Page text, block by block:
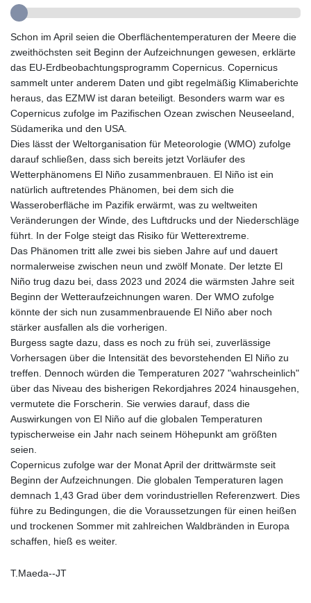
10123.874202
GTQ 8.794891
GYD 241.157003
HKD 9.066767
HNL 30.895616
HRK 7.536622
HTG 150.718127
IDR
20580.370421
ILS 3.468234
IMP 0.8566
INR 110.076256
IQD
1509.981237
IRR
1590322.371805
ISK 142.598215
JEP 0.8566
JMD 183.057725
JOD 0.819746
JPY 182.445186
KES 149.158147
KGS 101.104505
KHR
4681.941823
KMF 492.514185
KRW
KWD 0.356853
KYD 0.960588
KZT 540.233287
LAK
26025.676609
Schon im April seien die Oberflächentemperaturen der Meere die
zweithöchsten seit Beginn der Aufzeichnungen gewesen, erklärte
das EU-Erdbeobachtungsprogramm Copernicus. Copernicus
sammelt unter anderem Daten und gibt regelmäßig Klimaberichte
heraus, das EZMW ist daran beteiligt. Besonders warm war es
Copernicus zufolge im Pazifischen Ozean zwischen Neuseeland,
Südamerika und den USA.
Dies lässt der Weltorganisation für Meteorologie (WMO) zufolge
darauf schließen, dass sich bereits jetzt Vorläufer des
Wetterphänomens El Niño zusammenbrauen. El Niño ist ein
natürlich auftretendes Phänomen, bei dem sich die
Wasseroberfläche im Pazifik erwärmt, was zu weltweiten
Veränderungen der Winde, des Luftdrucks und der Niederschläge
führt. In der Folge steigt das Risiko für Wetterextreme.
Das Phänomen tritt alle zwei bis sieben Jahre auf und dauert
normalerweise zwischen neun und zwölf Monate. Der letzte El
Niño trug dazu bei, dass 2023 und 2024 die wärmsten Jahre seit
Beginn der Wetteraufzeichnungen waren. Der WMO zufolge
könnte der sich nun zusammenbrauende El Niño aber noch
stärker ausfallen als die vorherigen.
Burgess sagte dazu, dass es noch zu früh sei, zuverlässige
Vorhersagen über die Intensität des bevorstehenden El Niño zu
treffen. Dennoch würden die Temperaturen 2027 "wahrscheinlich"
über das Niveau des bisherigen Rekordjahres 2024 hinausgehen,
vermutete die Forscherin. Sie verwies darauf, dass die
Auswirkungen von El Niño auf die globalen Temperaturen
typischerweise ein Jahr nach seinem Höhepunkt am größten
seien.
Copernicus zufolge war der Monat April der drittwärmste seit
Beginn der Aufzeichnungen. Die globalen Temperaturen lagen
demnach 1,43 Grad über dem vorindustriellen Referenzwert. Dies
führe zu Bedingungen, die die Voraussetzungen für einen heißen
und trockenen Sommer mit zahlreichen Waldbränden in Europa
schaffen, hieß es weiter.
T.Maeda--JT